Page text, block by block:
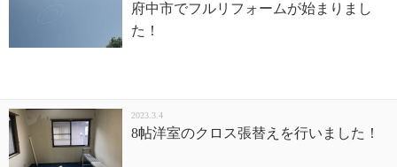
府中市でフルリフォームが始まりまし
た！
8帖洋室のクロス張替えを行いました！
2023.3.4